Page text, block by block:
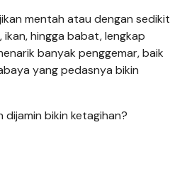
mentah atau dengan sedikit
hingga babat, lengkap
banyak penggemar, baik
yang pedasnya bikin
bikin ketagihan?